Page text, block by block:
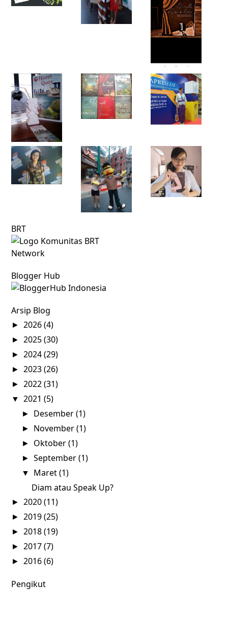
BRT
Blogger Hub
Arsip Blog
► 2026(4)
► 2025(30)
► 2024(29)
► 2023(26)
► 2022(31)
▼ 2021(5)
► Desember(1)
► November(1)
► Oktober(1)
► September(1)
▼ Maret(1)
Diam atau Speak Up?
► 2020(11)
► 2019(25)
► 2018(19)
► 2017(7)
► 2016(6)
Pengikut